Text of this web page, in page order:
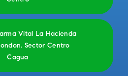
Vital La Hacienda
Sector Centro
Cagua